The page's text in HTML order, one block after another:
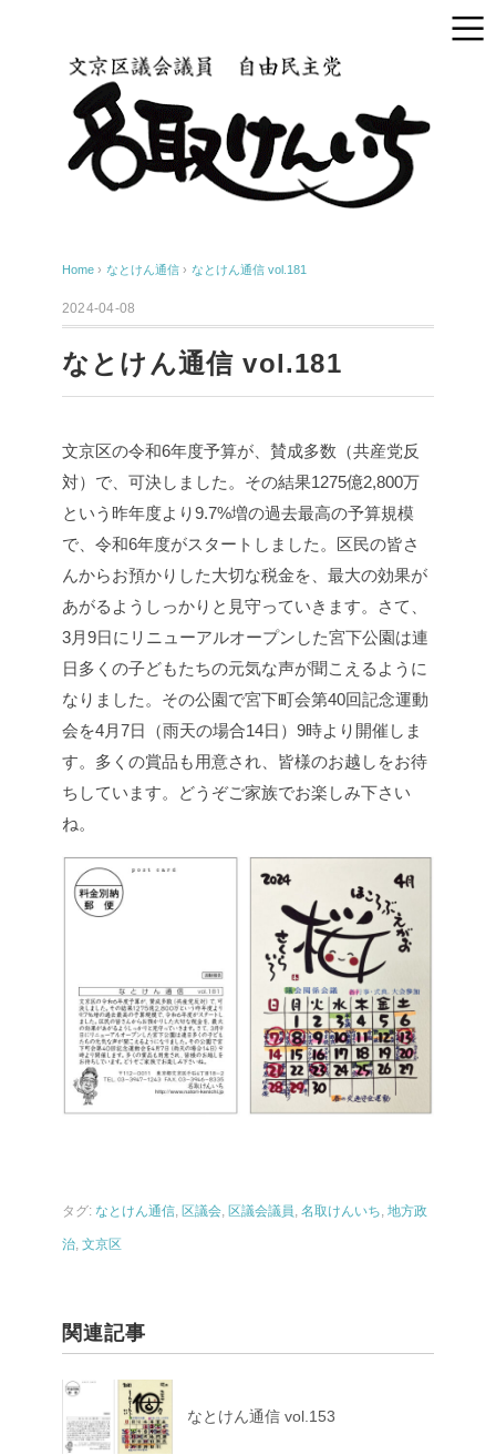
Home › なとけん通信 › なとけん通信 vol.181
2024-04-08
なとけん通信 vol.181
文京区の令和6年度予算が、賛成多数（共産党反
対）で、可決しました。その結果1275億2,800万
という昨年度より9.7%増の過去最高の予算規模
で、令和6年度がスタートしました。区民の皆さ
んからお預かりした大切な税金を、最大の効果が
あがるようしっかりと見守っていきます。さて、
3月9日にリニューアルオープンした宮下公園は連
日多くの子どもたちの元気な声が聞こえるように
なりました。その公園で宮下町会第40回記念運動
会を4月7日（雨天の場合14日）9時より開催しま
す。多くの賞品も用意され、皆様のお越しをお待
ちしています。どうぞご家族でお楽しみ下さい
ね。
タグ: なとけん通信, 区議会, 区議会議員, 名取けんいち, 地方政
治, 文京区
関連記事
なとけん通信 vol.153